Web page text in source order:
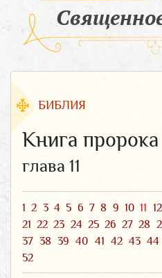
БИБЛИЯ
Книга
глава 11
1 2 3 4 5 6 7 8 9 10 11 12
21 22 23 24 25 26 27 28
37 38 39 40 41 42 43 44
52